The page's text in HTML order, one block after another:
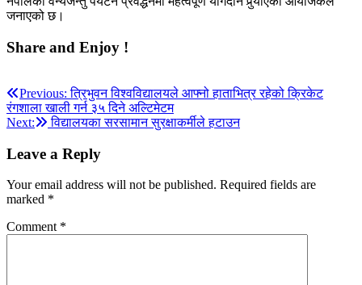
जनाएको छ।
Share and Enjoy !
Post
navigation
Previous: त्रिभुवन विश्वविद्यालयले आफ्नो हाताभित्र रहेको क्रिकेट
रंगशाला खाली गर्न ३५ दिने अल्टिमेटम
Next:
विद्यालयका सरसामान सुरक्षाकर्मीले हटाउन
Leave a Reply
Your email address will not be published. Required fields are
marked *
Comment *